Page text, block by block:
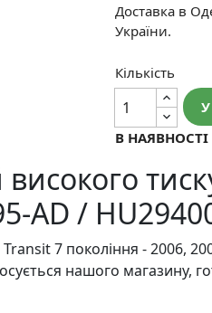
Доставка в
України.
Кількість
В НАЯВНОСТІ
AD /
7 покоління - 2006,
нашого магазину,